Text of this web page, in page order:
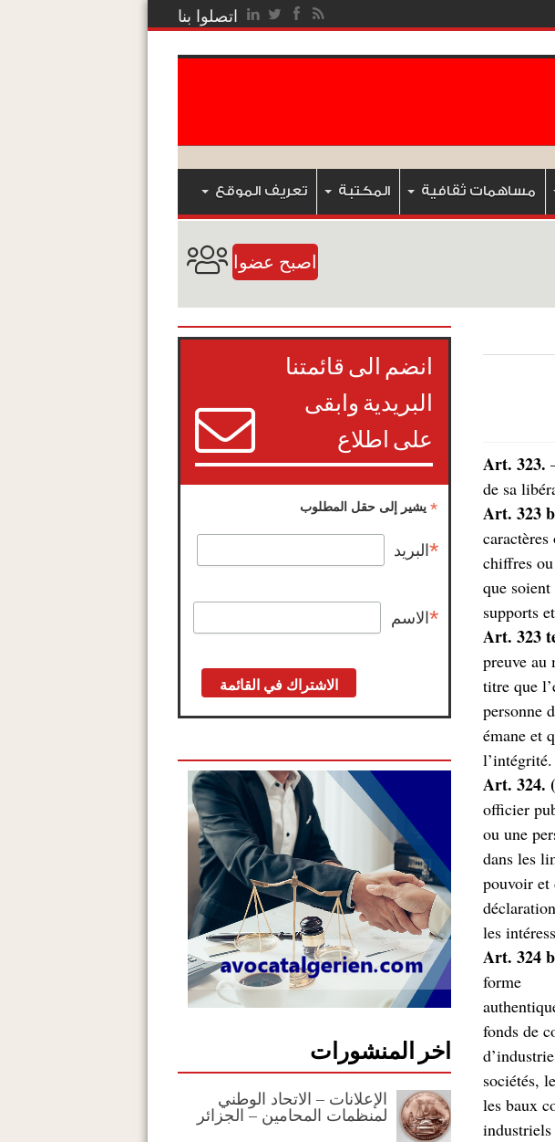
اتصلوا بنا
مساهمات ثقافية المكتبة تعريف الموقع
اصبح عضوا
Art. 323.
de sa
Art. 323
caractères
chiffres
que soient
Art. 323
preuve au
titre que
personne
émane et
Art. 324.
officier
ou une
dans les
pouvoir et
Art. 324
forme
fonds de
sociétés,
les baux
انضم الى قائمتنا
البريدية وابقى
على اطلاع
*يشير إلى حقل المطلوب
* البريد
*الاسم
اخر المنشورات
الإعلانات – الاتحاد الوطني
لمنظمات المحامين – الجزائر